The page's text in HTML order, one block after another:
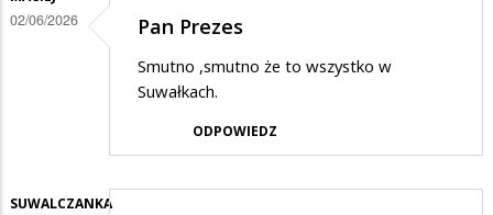
02/06/2026 Pan Prezes
Smutno ,smutno że to wszystko w
Suwałkach.
ODPOWIEDZ
SUWALCZANKA